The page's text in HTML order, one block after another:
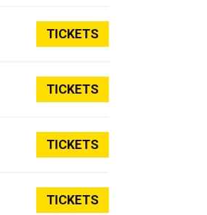
TICKETS
TICKETS
TICKETS
TICKETS